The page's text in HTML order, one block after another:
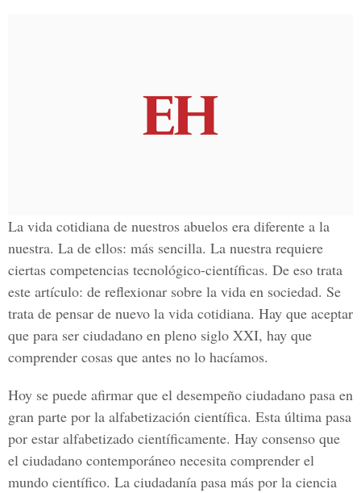
La vida cotidiana de nuestros abuelos era diferente a la
nuestra. La de ellos: más sencilla. La nuestra requiere
ciertas competencias tecnológico-científicas. De eso trata
este artículo: de reflexionar sobre la vida en sociedad. Se
trata de pensar de nuevo la vida cotidiana. Hay que aceptar
que para ser ciudadano en pleno siglo XXI, hay que
comprender cosas que antes no lo hacíamos.
Hoy se puede afirmar que el desempeño ciudadano pasa en
gran parte por la alfabetización científica. Esta última pasa
por estar alfabetizado científicamente. Hay consenso que
el ciudadano contemporáneo necesita comprender el
mundo científico. La ciudadanía pasa más por la ciencia